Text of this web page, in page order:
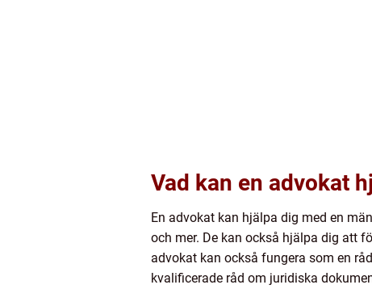
Vad kan en advokat
En advokat kan hjälpa dig med en
och mer. De kan också hjälpa dig att
advokat kan också fungera som en
kvalificerade råd om juridiska